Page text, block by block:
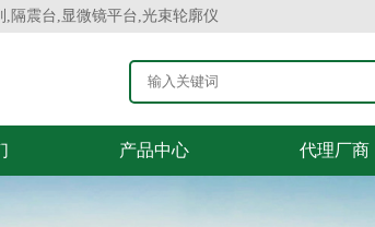
隔震台,显微镜平台,光束轮廓仪
产品中心 代理厂商